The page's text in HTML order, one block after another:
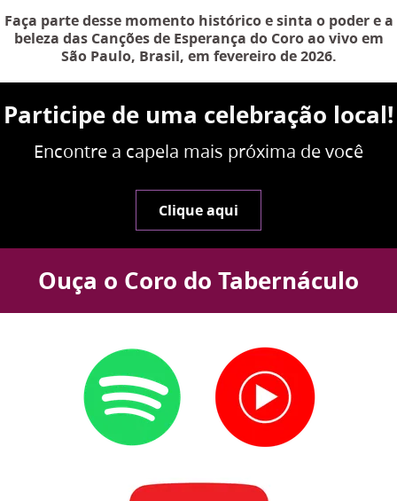
Faça parte desse momento histórico e sinta o poder e a
beleza das Canções de Esperança do Coro ao vivo em
São Paulo, Brasil, em fevereiro de 2026.
Participe de uma celebração local!
Encontre a capela mais próxima de você
Clique aqui
Ouça o Coro do Tabernáculo